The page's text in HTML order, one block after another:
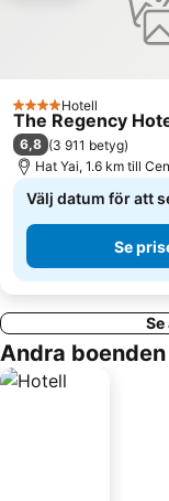
4 Stjärnor
Hotell
The Regency
6,8 (3 911 betyg)
Hat Yai, 1.6 km till
Välj datum för att
Se
Se
Andra boenden